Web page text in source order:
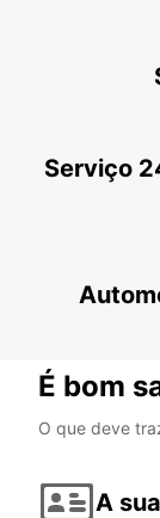
OULU
OULU -
ESTAÇÃO
Serviço
É bom
O que deve
A